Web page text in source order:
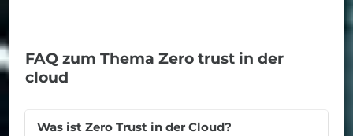
FAQ zum Thema Zero trust in der
cloud
Was ist Zero Trust in der Cloud?